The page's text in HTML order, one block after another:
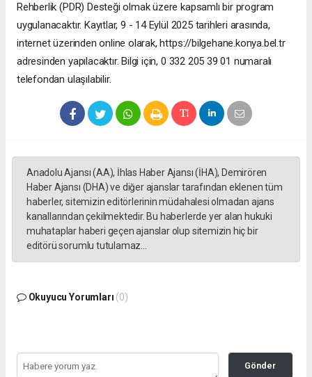
Rehberlik (PDR) Desteği olmak üzere kapsamlı bir program
uygulanacaktır. Kayıtlar, 9 - 14 Eylül 2025 tarihleri arasında,
internet üzerinden online olarak, https://bilgehane.konya.bel.tr
adresinden yapılacaktır. Bilgi için, 0 332 205 39 01 numaralı
telefondan ulaşılabilir.
Anadolu Ajansı (AA), İhlas Haber Ajansı (İHA), Demirören
Haber Ajansı (DHA) ve diğer ajanslar tarafından eklenen tüm
haberler, sitemizin editörlerinin müdahalesi olmadan ajans
kanallarından çekilmektedir. Bu haberlerde yer alan hukuki
muhataplar haberi geçen ajanslar olup sitemizin hiç bir
editörü sorumlu tutulamaz...
Okuyucu Yorumları (0)
Gönder